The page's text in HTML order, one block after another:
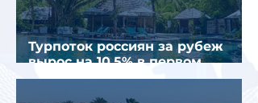
Турпоток россиян за рубеж
вырос на 10,5% в первом
полугодии 2026 года